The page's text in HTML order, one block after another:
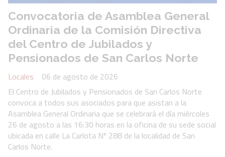
Convocatoria de Asamblea General
Ordinaria de la Comisión Directiva
del Centro de Jubilados y
Pensionados de San Carlos Norte
Locales
06 de agosto de 2026
El Centro de Jubilados y Pensionados de San Carlos Norte
convoca a todos sus asociados para que asistan a la
Asamblea General Ordinaria que se celebrará el día miércoles
26 de agosto a las 16:30 horas en la oficina de su sede social
ubicada en calle La Carlota Nº 288 de la localidad de San
Carlos Norte.